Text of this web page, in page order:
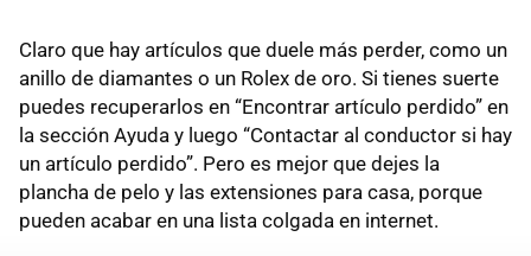
Claro que hay artículos que duele más perder, como un
anillo de diamantes o un Rolex de oro. Si tienes suerte
puedes recuperarlos en “Encontrar artículo perdido” en
la sección Ayuda y luego “Contactar al conductor si hay
un artículo perdido”. Pero es mejor que dejes la
plancha de pelo y las extensiones para casa, porque
pueden acabar en una lista colgada en internet.